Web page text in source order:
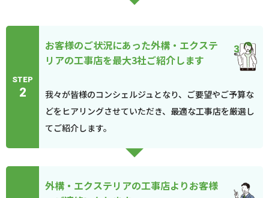
STEP
2
お客様のご状況にあった外構・エクステ
リアの工事店を最大3社ご紹介します
我々が皆様のコンシェルジュとなり、ご要望やご予算な
どをヒアリングさせていただき、最適な工事店を厳選し
てご紹介します。
外構・エクステリアの工事店よりお客様